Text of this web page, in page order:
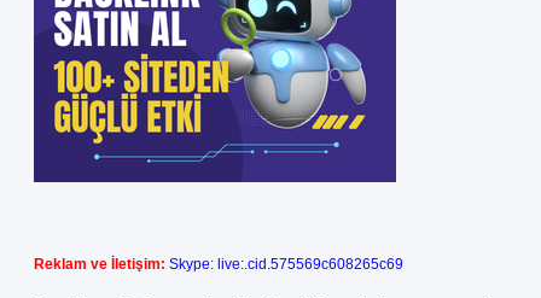
Reklam ve İletişim: Skype: live:.cid.575569c608265c69